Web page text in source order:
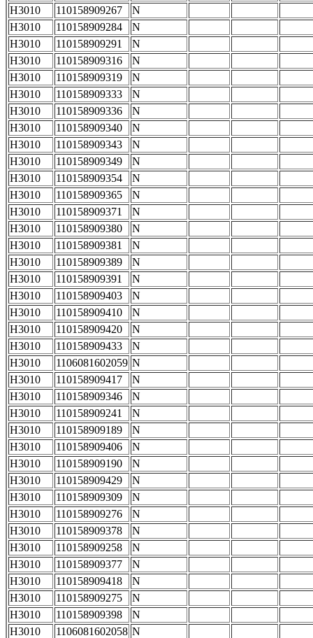
H3010
110158909267
N
H3010
110158909284
N
H3010
110158909291
N
H3010
110158909316
N
H3010
110158909319
N
H3010
110158909333
N
H3010
110158909336
N
H3010
110158909340
N
H3010
110158909343
N
H3010
110158909349
N
H3010
110158909354
N
H3010
110158909365
N
H3010
110158909371
N
H3010
110158909380
N
H3010
110158909381
N
H3010
110158909389
N
H3010
110158909391
N
H3010
110158909403
N
H3010
110158909410
N
H3010
110158909420
N
H3010
110158909433
N
H3010
1106081602059 N
H3010
110158909417
N
H3010
110158909346
N
H3010
110158909241
N
H3010
110158909189
N
H3010
110158909406
N
H3010
110158909190
N
H3010
110158909429
N
H3010
110158909309
N
H3010
110158909276
N
H3010
110158909378
N
H3010
110158909258
N
H3010
110158909377
N
H3010
110158909418
N
H3010
110158909275
N
H3010
110158909398
N
H3010
1106081602058 N